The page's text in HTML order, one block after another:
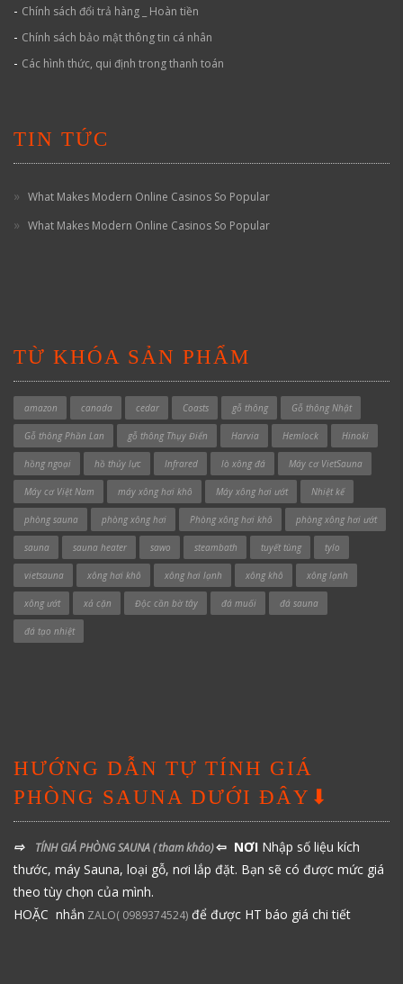
- Chính sách đổi trả hàng _ Hoàn tiền
- Chính sách bảo mật thông tin cá nhân
- Các hình thức, qui định trong thanh toán
TIN TỨC
What Makes Modern Online Casinos So Popular
What Makes Modern Online Casinos So Popular
TỪ KHÓA SẢN PHẨM
amazon canada cedar Coasts gỗ thông Gỗ thông Nhật
Gỗ thông Phần Lan gỗ thông Thụy Điển Harvia Hemlock Hinoki
hồng ngoại hồ thủy lực Infrared lò xông đá Máy cơ VietSauna
Máy cơ Việt Nam máy xông hơi khô Máy xông hơi ướt Nhiệt kế
phòng sauna phòng xông hơi Phòng xông hơi khô phòng xông hơi ướt
sauna sauna heater sawo steambath tuyết tùng tylo
vietsauna xông hơi khô xông hơi lạnh xông khô xông lạnh
xông ướt xả cặn Độc cần bờ tây đá muối đá sauna
đá tạo nhiệt
HƯỚNG DẪN TỰ TÍNH GIÁ
PHÒNG SAUNA DƯỚI ĐÂY⬇
⇨ TÍNH GIÁ PHÒNG SAUNA( tham khảo)⇦ NƠI Nhập số liệu kích
thước, máy Sauna, loại gỗ, nơi lắp đặt. Bạn sẽ có được mức giá
theo tùy chọn của mình.
HOẶC nhắn ZALO( 0989374524) để được HT báo giá chi tiết